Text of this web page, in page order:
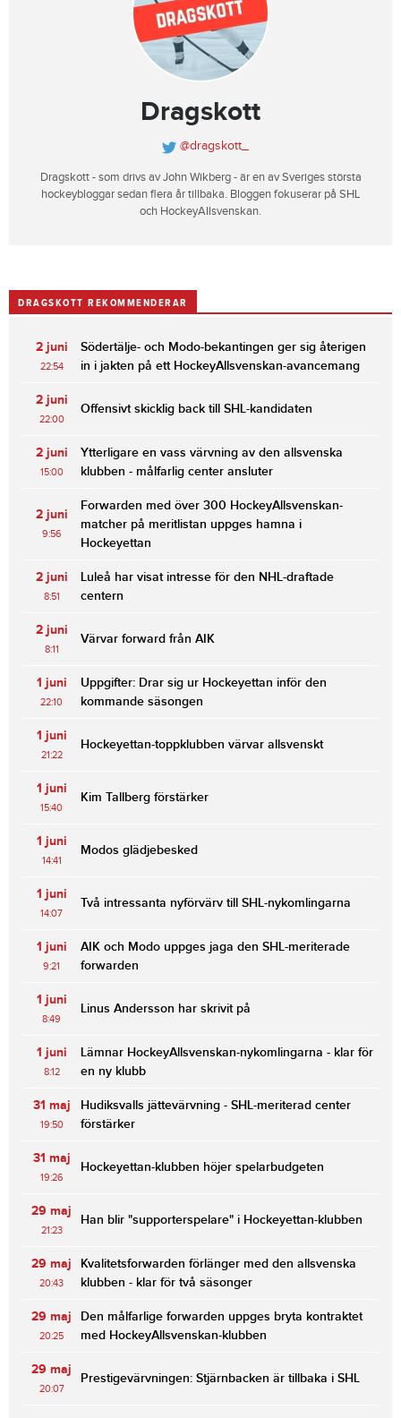
Dragskott
@dragskott_
Dragskott - som drivs av John Wikberg - är en av Sveriges största
hockeybloggar sedan flera år tillbaka. Bloggen fokuserar på SHL
och HockeyAllsvenskan.
DRAGSKOTT REKOMMENDERAR
2 juni
22:54
Södertälje- och Modo-bekantingen ger sig återigen
in i jakten på ett HockeyAllsvenskan-avancemang
2 juni
22:00
Offensivt skicklig back till SHL-kandidaten
2 juni
15:00
Ytterligare en vass värvning av den allsvenska
klubben - målfarlig center ansluter
2 juni
9:56
Forwarden med över 300 HockeyAllsvenskan-
matcher på meritlistan uppges hamna i
Hockeyettan
2 juni
8:51
Luleå har visat intresse för den NHL-draftade
centern
2 juni
8:11
Värvar forward från AIK
1 juni
22:10
Uppgifter: Drar sig ur Hockeyettan inför den
kommande säsongen
1 juni
21:22
Hockeyettan-toppklubben värvar allsvenskt
1 juni
15:40
Kim Tallberg förstärker
1 juni
14:41
Modos glädjebesked
1 juni
14:07
Två intressanta nyförvärv till SHL-nykomlingarna
1 juni
9:21
AIK och Modo uppges jaga den SHL-meriterade
forwarden
1 juni
8:49
Linus Andersson har skrivit på
1 juni
8:12
Lämnar HockeyAllsvenskan-nykomlingarna - klar för
en ny klubb
31 maj
19:50
Hudiksvalls jättevärvning - SHL-meriterad center
förstärker
31 maj
19:26
Hockeyettan-klubben höjer spelarbudgeten
29 maj
21:23
Han blir "supporterspelare" i Hockeyettan-klubben
29 maj
20:43
Kvalitetsforwarden förlänger med den allsvenska
klubben - klar för två säsonger
29 maj
20:25
Den målfarlige forwarden uppges bryta kontraktet
med HockeyAllsvenskan-klubben
29 maj
20:07
Prestigevärvningen: Stjärnbacken är tillbaka i SHL